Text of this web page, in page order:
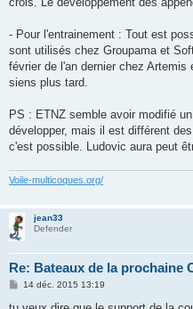
- Pour l'entrainement : Tout est
sont utilisés chez Groupama et
février de l'an dernier chez
siens plus tard.
PS : ETNZ semble avoir modifié
développer, mais il est différent
c'est possible. Ludovic aura peut
Voile-multicoques.org/
jean33
Defender
Re: Bateaux de la prochaine
M
s
14 déc. 2015 13:19